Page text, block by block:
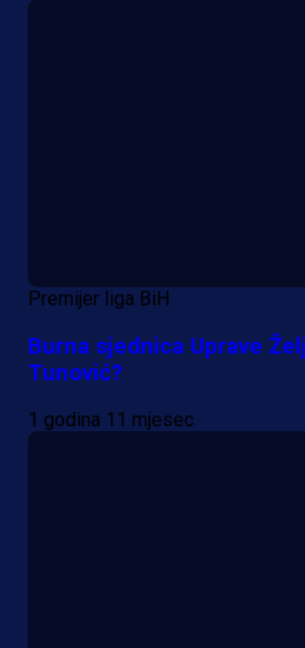
Premijer liga BiH
Burna sjednica Uprave
Tunović?
1 godina 11 mjesec